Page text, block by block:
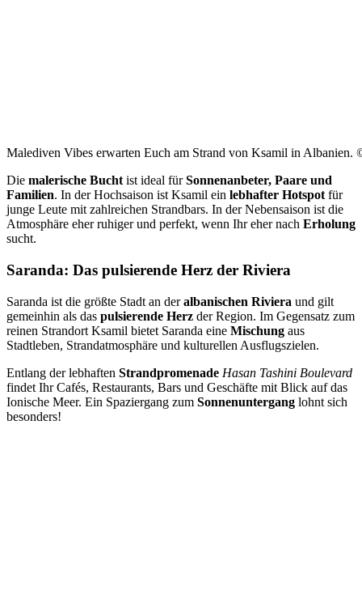
Malediven Vibes erwarten Euch am Strand von Ksamil in Albanien.
Die malerische Bucht ist ideal fürSonnenanbeter, Paare und
Familien. In der Hochsaison ist Ksamil ein lebhafter Hotspot für
junge Leute mit zahlreichen Strandbars. In der Nebensaison ist die
Atmosphäre eher ruhiger und perfekt, wenn Ihr eher nach Erholung
sucht.
Saranda: Das pulsierende Herz der Riviera
Saranda ist die größte Stadt an deralbanischen Riviera und gilt
gemeinhin als das pulsierende Herz der Region. Im Gegensatz zum
reinen Strandort Ksamil bietet Saranda eine Mischung aus
Stadtleben, Strandatmosphäre und kulturellen Ausflugszielen.
Entlang der lebhaften Strandpromenade Hasan Tashini Boulevard
findet Ihr Cafés, Restaurants, Bars und Geschäfte mit Blick auf das
Ionische Meer. Ein Spaziergang zum Sonnenuntergang lohnt sich
besonders!